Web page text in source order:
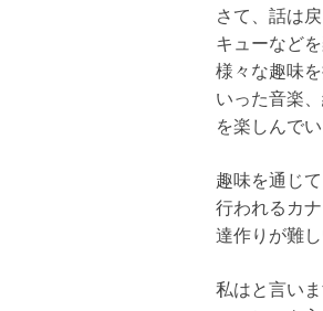
さて、話は
キューなど
様々な趣味
いった音楽
を楽しんで
趣味を通じ
行われるカ
達作りが難
私はと言い